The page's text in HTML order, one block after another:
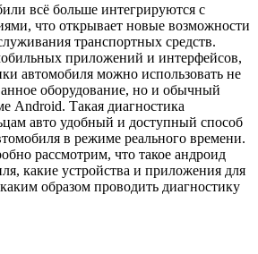
всё больше интегрируются с
что открывает новые возможности
транспортных средств.
приложений и интерфейсов,
автомобиля можно использовать не
оборудование, но и обычный
Android. Такая диагностика
авто удобный и доступный способ
в режиме реального времени.
рассмотрим, что такое андроид
какие устройства и приложения для
образом проводить диагностику